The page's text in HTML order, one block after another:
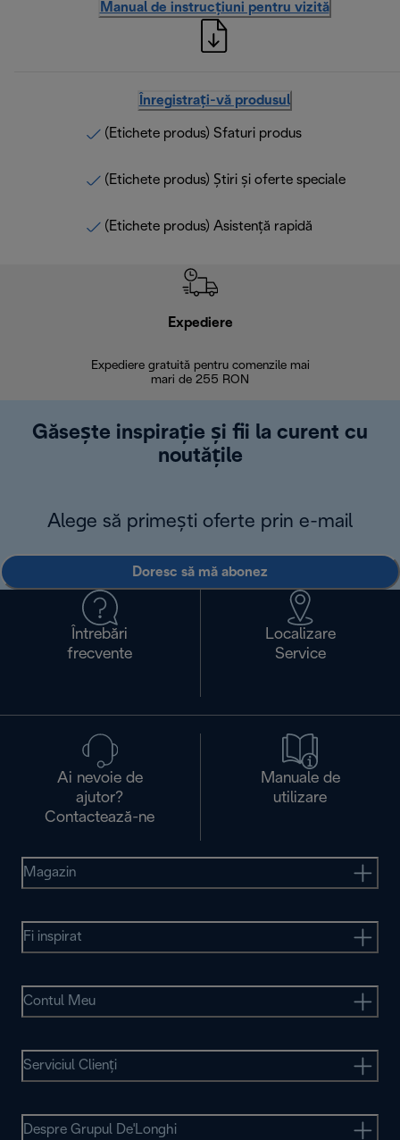
Manual de instrucțiuni pentru vizită
Înregistrați-vă produsul
(Etichete produs) Sfaturi produs
(Etichete produs) Știri și oferte speciale
(Etichete produs) Asistență rapidă
Expediere
Expediere gratuită pentru comenzile mai
mari de 255 RON
Găsește inspirație și fii la curent cu
noutățile
Alege să primești oferte prin e-mail
Doresc să mă abonez
Întrebări
frecvente
Localizare
Service
Ai nevoie de
ajutor?
Contactează-ne
Manuale de
utilizare
Magazin
Fi inspirat
Contul Meu
Serviciul Clienţi
Despre Grupul De'Longhi